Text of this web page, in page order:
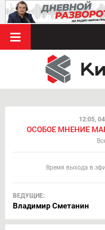
12:05,
ОСОБОЕ МНЕНИЕ
Время выхода в
ВЕДУЩИЕ:
Владимир Сметанин